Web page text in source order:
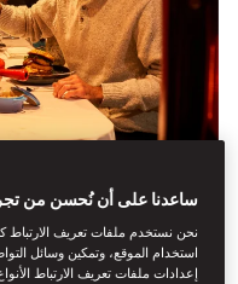
تناول الطعام
APRÈS SKI
ساعدنا على أن نُحسن من
نحن نستخدم ملفات تعريف الارتباط
استخدام الموقع، وتمكين وسائل
إعدادات ملفات تعريف الارتباط